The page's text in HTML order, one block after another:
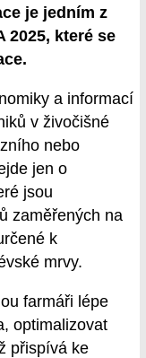
je jedním z
2025, které se
a informací
v živočišné
nebo
jen o
jsou
zaměřených na
k
mrvy.
farmáři lépe
optimalizovat
přispívá ke